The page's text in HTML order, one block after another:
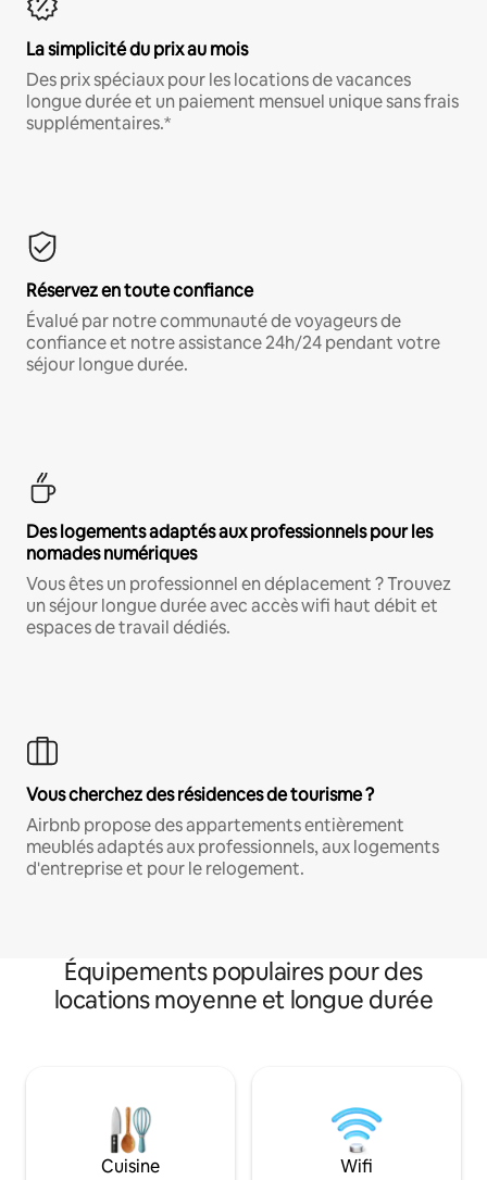
La simplicité du prix au mois
Des prix spéciaux pour les locations de vacances
longue durée et un paiement mensuel unique sans frais
supplémentaires.*
Réservez en toute confiance
Évalué par notre communauté de voyageurs de
confiance et notre assistance 24h/24 pendant votre
séjour longue durée.
Des logements adaptés aux professionnels pour les
nomades numériques
Vous êtes un professionnel en déplacement ? Trouvez
un séjour longue durée avec accès wifi haut débit et
espaces de travail dédiés.
Vous cherchez des résidences de tourisme ?
Airbnb propose des appartements entièrement
meublés adaptés aux professionnels, aux logements
d'entreprise et pour le relogement.
Équipements populaires pour des
locations moyenne et longue durée
Cuisine Wifi